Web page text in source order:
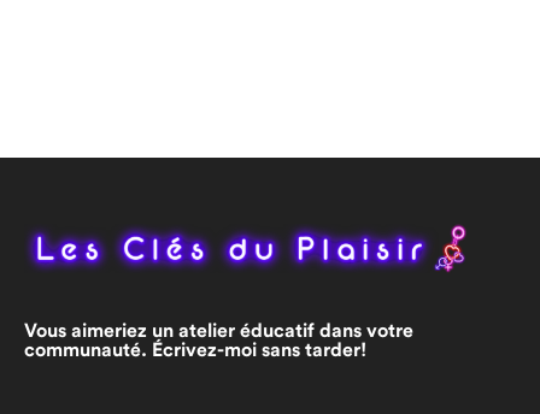
Vous aimeriez un atelier éducatif dans votre
communauté. Écrivez-moi sans tarder!